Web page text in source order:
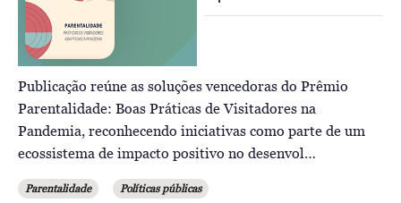
Publicação reúne as soluções vencedoras do Prêmio
Parentalidade: Boas Práticas de Visitadores na
Pandemia, reconhecendo iniciativas como parte de um
ecossistema de impacto positivo no desenvol…
Parentalidade Políticas públicas